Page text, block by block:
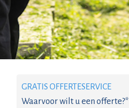
GRATIS OFFERTESERVICE
Waarvoor wilt u een offerte?*